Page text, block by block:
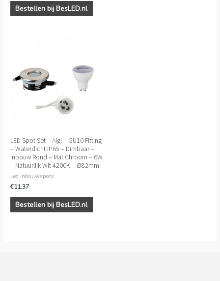
Bestellen bij BesLED.nl
LED Spot Set – Aigi – GU10 Fitting
– Waterdicht IP65 – Dimbaar –
Inbouw Rond – Mat Chroom – 6W
– Natuurlijk Wit 4200K – Ø82mm
Led inbouwspots
€11.37
Bestellen bij BesLED.nl